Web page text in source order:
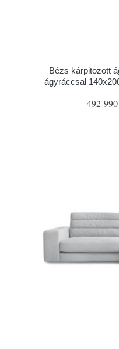
Bézs kárpitozott
ágyráccsal
492